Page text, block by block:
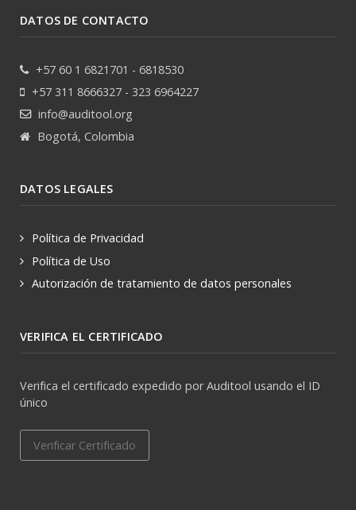
DATOS DE CONTACTO
+57 60 1 6821701 - 6818530
+57 311 8666327 - 323 6964227
info@auditool.org
Bogotá, Colombia
DATOS LEGALES
Política de Privacidad
Política de Uso
Autorización de tratamiento de datos personales
VERIFICA EL CERTIFICADO
Verifica el certificado expedido por Auditool usando el ID
único
Verificar Certificado